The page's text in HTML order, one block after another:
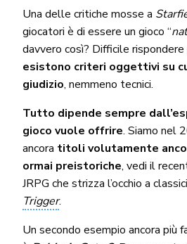
Una delle critiche mosse a
giocatori è di essere un gioco “
davvero così? Difficile
esistono criteri oggettivi su
giudizio, nemmeno tecnici.
Tutto dipende sempre
gioco vuole offrire. Siamo nel
ancora titoli volutamente
ormai preistoriche, vedi il
JRPG che strizza l’occhio a
Trigger.
Un secondo esempio ancora più